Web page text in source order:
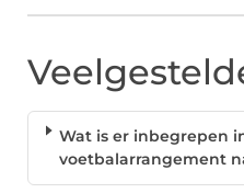
Wat is er inbegrepen
voetbalarrangement